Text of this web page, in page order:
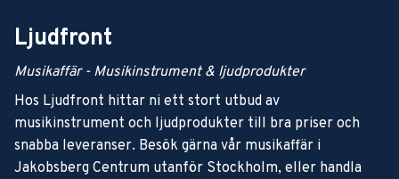
Ljudfront
Musikaffär - Musikinstrument & ljudprodukter
Hos Ljudfront hittar ni ett stort utbud av
musikinstrument och ljudprodukter till bra priser och
snabba leveranser. Besök gärna vår musikaffär i
Jakobsberg Centrum utanför Stockholm, eller handla